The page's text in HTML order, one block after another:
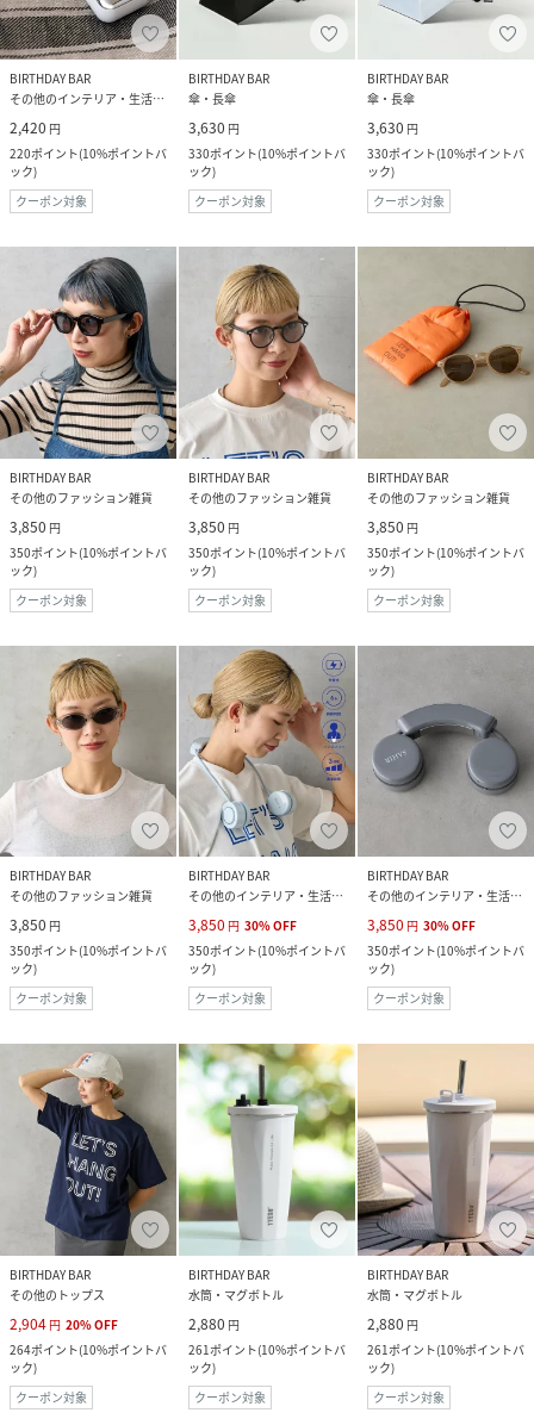
BIRTHDAY BAR
その他のインテリア・生活雑貨
2,420 円
220ポイント(10%ポイントバ
ック)
クーポン対象
BIRTHDAY BAR
傘・長傘
3,630 円
330ポイント(10%ポイントバ
ック)
クーポン対象
BIRTHDAY BAR
傘・長傘
3,630 円
330ポイント(10%ポイントバ
ック)
クーポン対象
BIRTHDAY BAR
その他のファッション雑貨
3,850 円
350ポイント(10%ポイントバ
ック)
クーポン対象
BIRTHDAY BAR
その他のファッション雑貨
3,850 円
350ポイント(10%ポイントバ
ック)
クーポン対象
BIRTHDAY BAR
その他のファッション雑貨
3,850 円
350ポイント(10%ポイントバ
ック)
クーポン対象
BIRTHDAY BAR
その他のファッション雑貨
3,850 円
350ポイント(10%ポイントバ
ック)
クーポン対象
BIRTHDAY BAR
その他のインテリア・生活雑貨
3,850 円 30%OFF
350ポイント(10%ポイントバ
ック)
クーポン対象
BIRTHDAY BAR
その他のインテリア・生活雑貨
3,850 円 30%OFF
350ポイント(10%ポイントバ
ック)
クーポン対象
BIRTHDAY BAR
その他のトップス
2,904 円 20%OFF
264ポイント(10%ポイントバ
ック)
クーポン対象
BIRTHDAY BAR
水筒・マグボトル
2,880 円
261ポイント(10%ポイントバ
ック)
クーポン対象
BIRTHDAY BAR
水筒・マグボトル
2,880 円
261ポイント(10%ポイントバ
ック)
クーポン対象